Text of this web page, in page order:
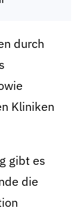
durch
Kliniken
gibt es
die